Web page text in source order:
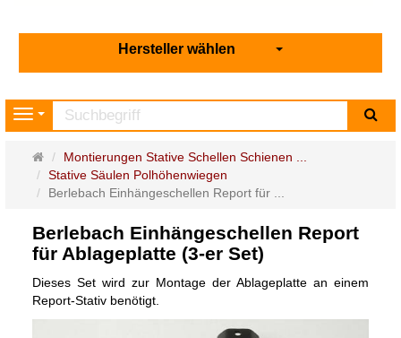
Hersteller wählen
Navigation
Startseite
Montierungen Stative Schellen Schienen ...
Stative Säulen Polhöhenwiegen
Berlebach Einhängeschellen Report für ...
Berlebach Einhängeschellen Report
für Ablageplatte (3-er Set)
Dieses Set wird zur Montage der Ablageplatte an einem
Report-Stativ benötigt.